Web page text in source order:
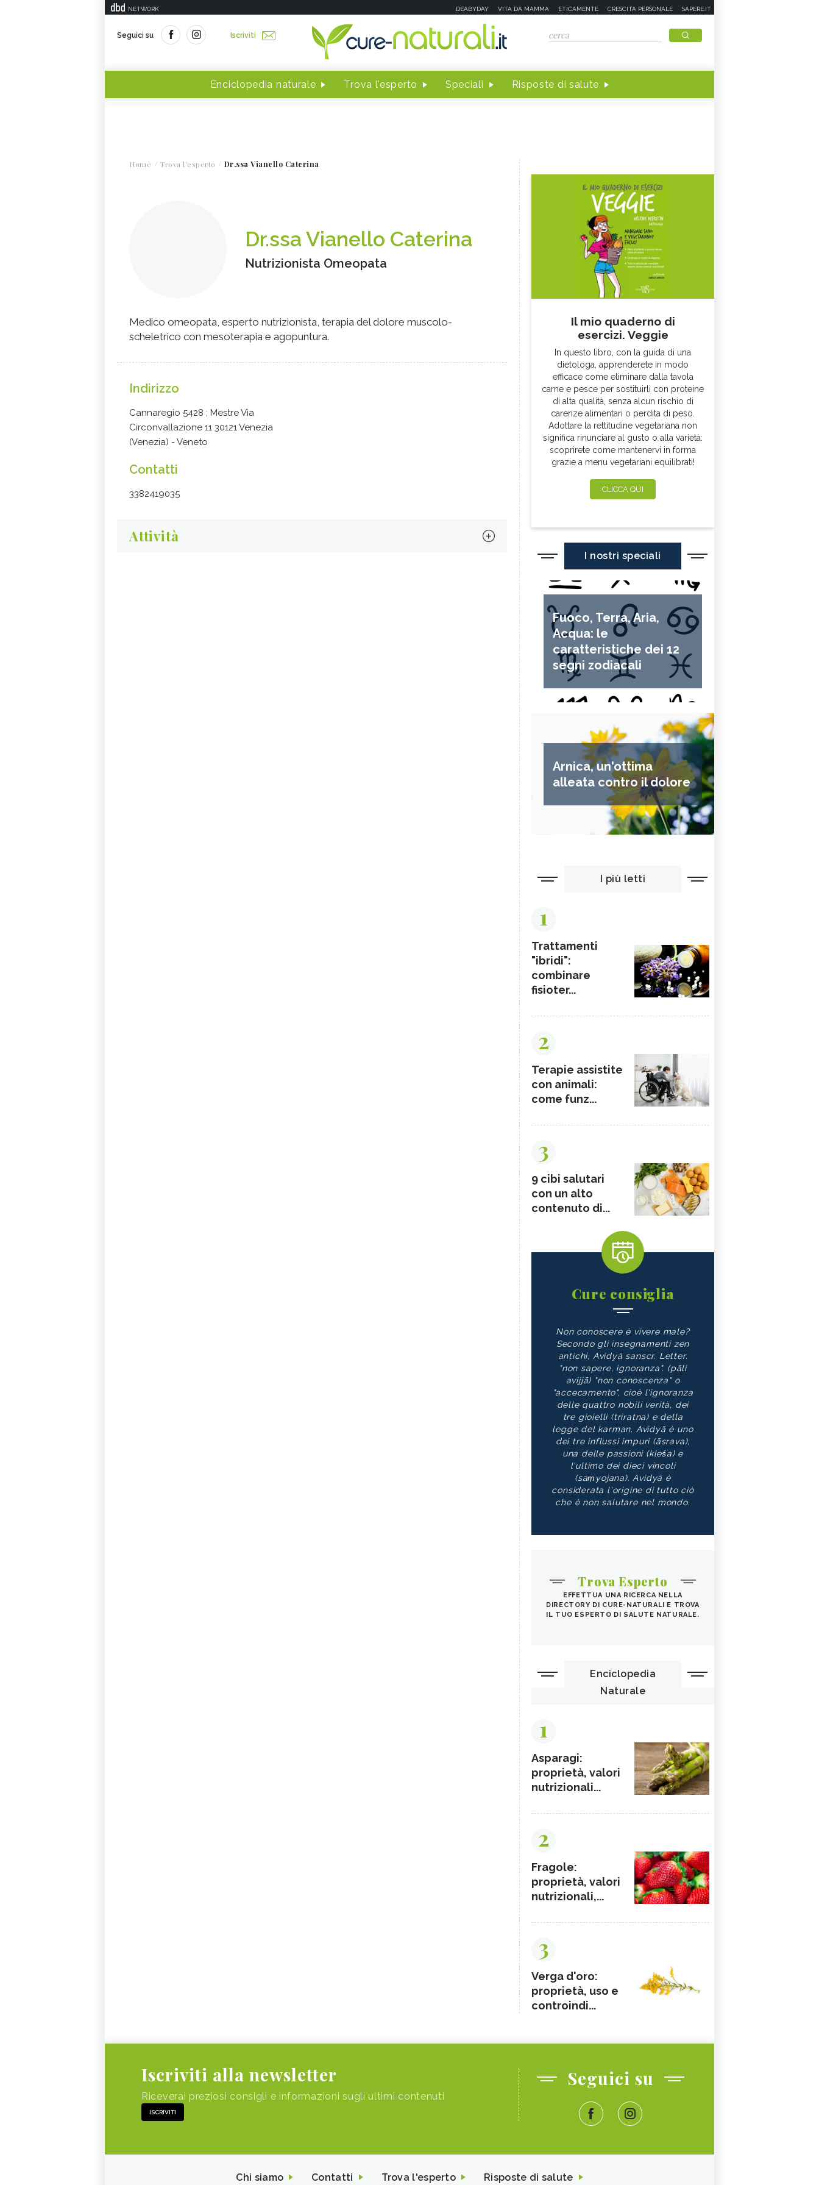
NETWORK DEABYDAY VITA DA MAMMA ETICAMENTE CRESCITA PERSONALE SAPERE.IT
Seguici su Iscriviti
Enciclopedia naturale Trova l'esperto Speciali Risposte di salute
Home Trova l'esperto Dr.ssa Vianello Caterina
Dr.ssa Vianello Caterina
Nutrizionista Omeopata
Medico omeopata, esperto nutrizionista, terapia del dolore muscolo-
scheletrico con mesoterapia e agopuntura.
Indirizzo
Cannaregio 5428 ; Mestre Via
Circonvallazione 11 30121 Venezia
(Venezia) - Veneto
Contatti
3382419035
Attività
Il mio quaderno di
esercizi. Veggie
In questo libro, con la guida di una
dietologa, apprenderete in modo
efficace come eliminare dalla tavola
carne e pesce per sostituirli con proteine
di alta qualità, senza alcun rischio di
carenze alimentari o perdita di peso.
Adottare la rettitudine vegetariana non
significa rinunciare al gusto o alla varietà:
scoprirete come mantenervi in forma
grazie a menu vegetariani equilibrati!
CLICCA QUI
I nostri speciali
Fuoco, Terra, Aria,
Acqua: le
caratteristiche dei 12
segni zodiacali
Arnica, un'ottima
alleata contro il dolore
I più letti
1
Trattamenti
"ibridi":
combinare
fisioter...
2
Terapie assistite
con animali:
come funz...
3
9 cibi salutari
con un alto
contenuto di...
Cure consiglia
Non conoscere è vivere male?
Secondo gli insegnamenti zen
antichi, Avidyā sanscr. Letter.
"non sapere, ignoranza". (pāli
avijjā) "non conoscenza" o
"accecamento", cioè l'ignoranza
delle quattro nobili verità, dei
tre gioielli (triratna) e della
legge del karman. Avidyā è uno
dei tre influssi impuri (āsrava),
una delle passioni (kleśa) e
l'ultimo dei dieci vincoli
(saṃyojana). Avidyā è
considerata l'origine di tutto ciò
che è non salutare nel mondo.
Trova Esperto
EFFETTUA UNA RICERCA NELLA
DIRECTORY DI CURE-NATURALI E TROVA
IL TUO ESPERTO DI SALUTE NATURALE.
Enciclopedia
Naturale
1
Asparagi:
proprietà, valori
nutrizionali...
2
Fragole:
proprietà, valori
nutrizionali,...
3
Verga d'oro:
proprietà, uso e
controindi...
Iscriviti alla newsletter
Riceverai preziosi consigli e informazioni sugli ultimi contenuti
ISCRIVITI
Seguici su
Chi siamo Contatti Trova l'esperto Risposte di salute